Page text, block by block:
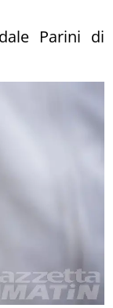
Parini di